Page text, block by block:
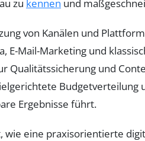
zu kennen und
von Kanälen und
E-Mail-Marketing und
Qualitätssicherung und
Budgetverteilung
Ergebnisse führt.
eine praxisorientierte